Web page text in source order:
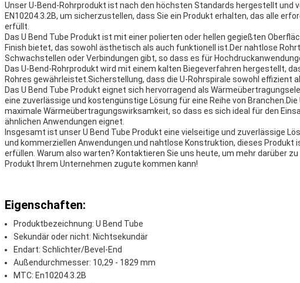
Unser U-Bend-Rohrprodukt ist nach den höchsten Standards hergestellt und
EN10204.3.2B, um sicherzustellen, dass Sie ein Produkt erhalten, das alle
erfüllt.
Das U Bend Tube Produkt ist mit einer polierten oder hellen gegießten
Finish bietet, das sowohl ästhetisch als auch funktionell ist.Der nahtlose
Schwachstellen oder Verbindungen gibt, so dass es für
Das U-Bend-Rohrprodukt wird mit einem kalten Biegeverfahren hergestellt,
Rohres gewährleistet.Sicherstellung, dass die U-Rohrspirale sowohl effizient
Das U Bend Tube Produkt eignet sich hervorragend als
eine zuverlässige und kostengünstige Lösung für eine Reihe von
maximale Wärmeübertragungswirksamkeit, so dass es sich ideal für den
ähnlichen Anwendungen eignet.
Insgesamt ist unser U Bend Tube Produkt eine vielseitige und zuverlässige
und kommerziellen Anwendungen.und nahtlose Konstruktion, dieses Produkt
erfüllen. Warum also warten? Kontaktieren Sie uns heute, um mehr darüber
Produkt Ihrem Unternehmen zugute kommen kann!
Eigenschaften:
Produktbezeichnung: U Bend Tube
Sekundär oder nicht: Nichtsekundär
Endart: Schlichter/Bevel-End
Außendurchmesser: 10,29 - 1829 mm
MTC: En10204.3.2B